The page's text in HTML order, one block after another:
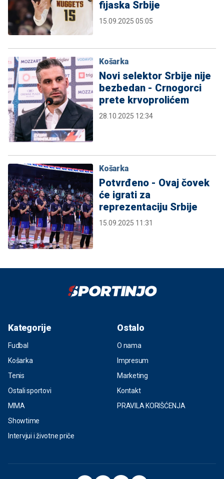
fijaska Srbije
15.09.2025 05:05
Košarka
Novi selektor Srbije nije
bezbedan - Crnogorci
prete krvoprolićem
28.10.2025 12:34
Košarka
Potvrđeno - Ovaj čovek
će igrati za
reprezentaciju Srbije
15.09.2025 11:31
Kategorije
Fudbal
Košarka
Tenis
Ostali sportovi
MMA
Showtime
Intervjui i životne priče
Ostalo
O nama
Impresum
Marketing
Kontakt
PRAVILA KORIŠĆENJA